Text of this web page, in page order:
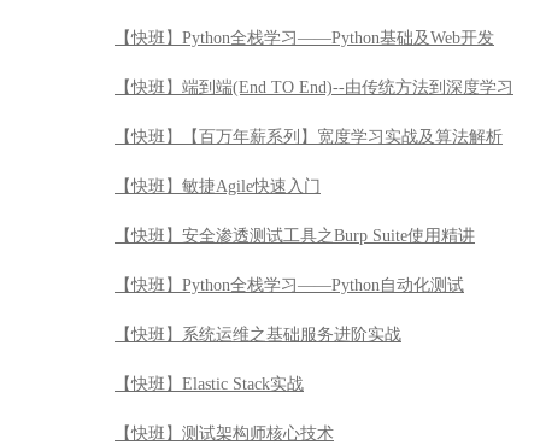
【快班】Python全栈学习——Python基础及Web开发
【快班】端到端(End TO End)--由传统方法到深度学习
【快班】【百万年薪系列】宽度学习实战及算法解析
【快班】敏捷Agile快速入门
【快班】安全渗透测试工具之Burp Suite使用精讲
【快班】Python全栈学习——Python自动化测试
【快班】系统运维之基础服务进阶实战
【快班】Elastic Stack实战
【快班】测试架构师核心技术